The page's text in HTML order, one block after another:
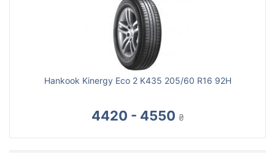
Hankook Kinergy Eco 2 K435 205/60 R16 92H
4420 - 4550 ₴